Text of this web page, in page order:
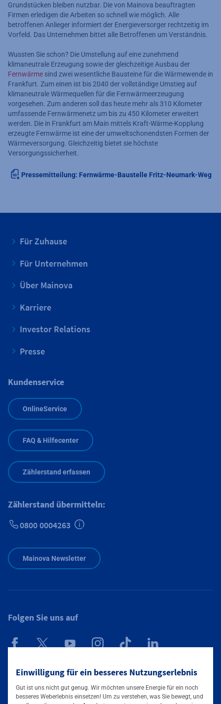
Einwilligung für ein besseres Nutzungserlebnis
Gut ist uns nicht gut genug. Wir möchten unsere Energie für ein noch
besseres Weberlebnis einsetzen! Um zu verstehen, was Sie bewegt, und
Grundstücken bleiben nutzbar. Die von Mainova beauftragten
Firmen erledigen die Arbeiten so schnell wie möglich. Alle
betroffenen Anlieger informiert der Energieversorger rechtzeitig im
Vorfeld. Das Unternehmen bittet alle Betroffenen um Verständnis.
Wussten Sie schon? Die Umstellung auf eine zunehmend
klimaneutrale Erzeugung sowie der gleichzeitige Ausbau der
Fernwärme sind zwei wesentliche Bausteine für die Wärmewende in
Frankfurt. Zum einen ist bis 2040 der vollständige Umstieg auf
klimaneutrale Wärmequellen für die Fernwärmeerzeugung
vorgesehen. Zum anderen soll das heute mehr als 310 Kilometer
umfassende Fernwärmenetz um bis zu 450 Kilometer erweitert
werden. Die in Frankfurt am Main mittels Kraft-Wärme-Kopplung
erzeugte Fernwärme ist eine der umweltschonendsten Formen der
Wärmeversorgung. Gleichzeitig bietet sie höchste
Versorgungssicherheit.
Pressemitteilung: Fernwärme-Baustelle Fritz-Neumark-Weg
Für Zuhause
Für Unternehmen
Über Mainova
Karriere
Investor Relations
Presse
Kundenservice
OnlineService
FAQ & Hilfecenter
Zählerstand erfassen
Zählerstand übermitteln:
0800 0004263
Mainova Newsletter
Folgen Sie uns auf
Mainova App